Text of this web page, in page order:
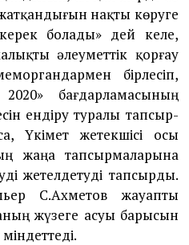
нақты көруге
бола­ды» дей келе,
әлеуметтік қорғау
бірлесіп,
бағдарламасының
ендіру туралы тап­сыр­
Үкімет жетек­шісі осы
жаңа тапсырмаларына
жетелдетуді тапсырды.
С.Ахметов жауапты
жүзеге асуы барысын